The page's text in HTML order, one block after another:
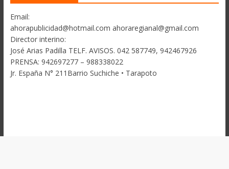
Email:
ahorapublicidad@hotmail.com ahoraregianal@gmail.com
Director interino:
José Arias Padilla TELF. AVISOS. 042 587749, 942467926
PRENSA: 942697277 – 988338022
Jr. España N° 211Barrio Suchiche • Tarapoto